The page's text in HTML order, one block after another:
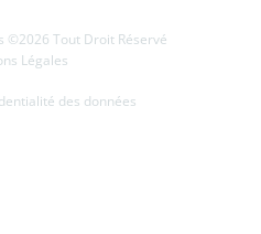
©2026 Tout Droit Réservé
Légales
des données